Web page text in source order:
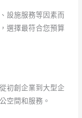
設施服務等因素而
選擇最符合您預算
初創企業到大型企
空間和服務。